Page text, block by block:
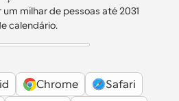
milhar de pessoas até 2031
calendário.
Chrome
Safari